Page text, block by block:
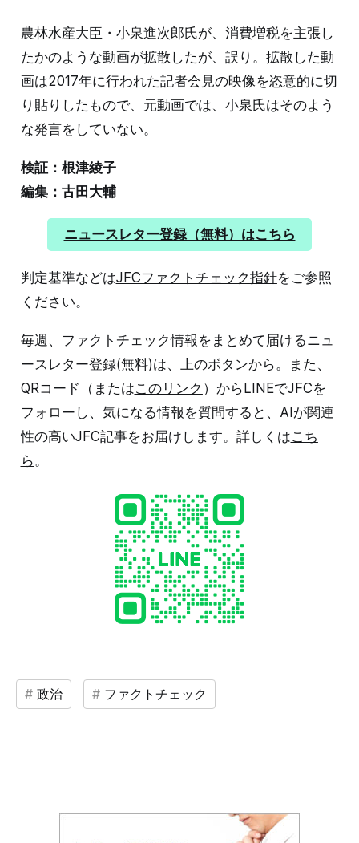
農林水産大臣・小泉進次郎氏が、消費増税を主張し
たかのような動画が拡散したが、誤り。拡散した動
画は2017年に行われた記者会見の映像を恣意的に切
り貼りしたもので、元動画では、小泉氏はそのよう
な発言をしていない。
検証：根津綾子
編集：古田大輔
ニュースレター登録（無料）はこちら
判定基準などはJFCファクトチェック指針をご参照
ください。
毎週、ファクトチェック情報をまとめて届けるニュ
ースレター登録(無料)は、上のボタンから。また、
QRコード（またはこのリンク ）からLINEでJFCを
フォローし、気になる情報を質問すると、AIが関連
性の高いJFC記事をお届けします。詳しくはこち
ら 。
政治 ファクトチェック